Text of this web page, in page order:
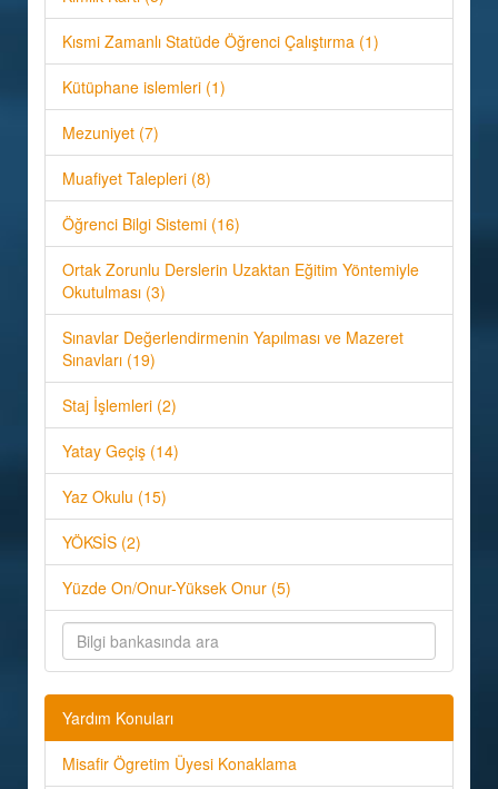
Kısmi Zamanlı Statüde Öğrenci Çalıştırma (1)
Kütüphane islemleri (1)
Mezuniyet (7)
Muafiyet Talepleri (8)
Öğrenci Bilgi Sistemi (16)
Ortak Zorunlu Derslerin Uzaktan Eğitim Yöntemiyle
Okutulması (3)
Sınavlar Değerlendirmenin Yapılması ve Mazeret
Sınavları (19)
Staj İşlemleri (2)
Yatay Geçiş (14)
Yaz Okulu (15)
YÖKSİS (2)
Yüzde On/Onur-Yüksek Onur (5)
Yardım Konuları
Misafir Ögretim Üyesi Konaklama